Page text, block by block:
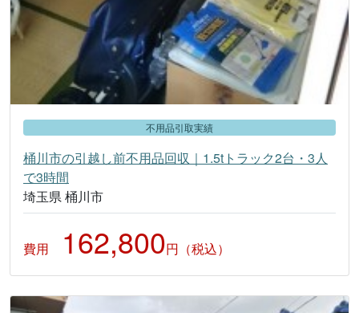
不用品引取実績
桶川市の引越し前不用品回収｜1.5tトラック2台・3人
で3時間
埼玉県 桶川市
費用 162,800円（税込）